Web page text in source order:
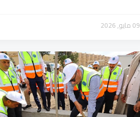
09 مايو, 2026